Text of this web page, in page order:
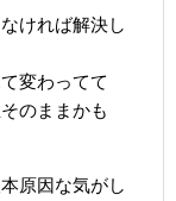
ければ解決し
変わってて
のままかも
原因な気がし